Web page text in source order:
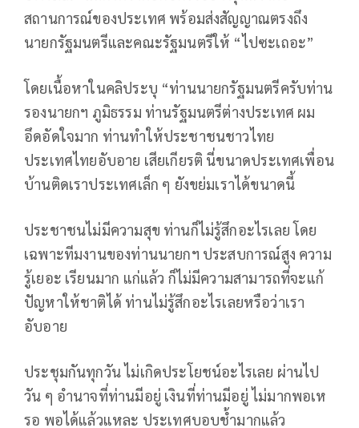
สถานการณ์ของประเทศ พร้อมส่งสัญญาณตรงถึง
นายกรัฐมนตรีและคณะรัฐมนตรีให้ “ไปซะเถอะ”
โดยเนื้อหาในคลิประบุ “ท่านนายกรัฐมนตรีครับท่าน
รองนายกฯ ภูมิธรรม ท่านรัฐมนตรีต่างประเทศ ผม
อึดอัดใจมาก ท่านทำให้ประชาชนชาวไทย
ประเทศไทยอับอาย เสียเกียรติ นี่ขนาดประเทศเพื่อน
บ้านติดเราประเทศเล็ก ๆ ยังขย่มเราได้ขนาดนี้
ประชาชนไม่มีความสุข ท่านก็ไม่รู้สึกอะไรเลยโดย
เฉพาะทีมงานของท่านนายกฯ ประสบการณ์สูง ความ
รู้เยอะ เรียนมาก แก่แล้ว ก็ไม่มีความสามารถที่จะแก้
ปัญหาให้ชาติได้ ท่านไม่รู้สึกอะไรเลยหรือว่าเรา
อับอาย
ประชุมกันทุกวัน ไม่เกิดประโยชน์อะไรเลย ผ่านไป
วัน ๆ อำนาจที่ท่านมีอยู่ เงินที่ท่านมีอยู่ ไม่มากพอเห
รอ พอได้แล้วแหละ ประเทศบอบช้ำมากแล้ว